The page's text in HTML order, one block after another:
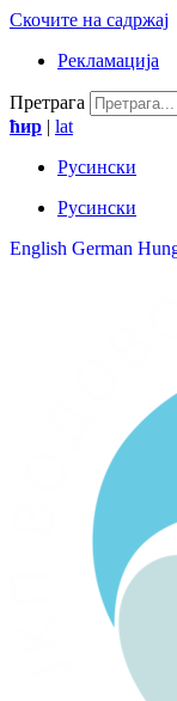
Скочите на садржај
Рекламација
Претрага
ћир | lat
Русински
Русински
English German